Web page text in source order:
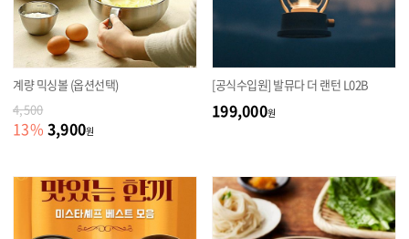
계량 믹싱볼 (옵션선택)
4,500
13% 3,900원
[공식수입원] 발뮤다 더 랜턴 L02B
199,000원